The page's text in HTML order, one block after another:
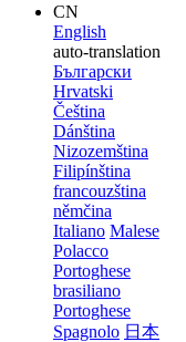
CN
English
auto-translation
Български
Hrvatski
Čeština
Dánština
Nizozemština
Filipínština
francouzština
němčina
Italiano Malese
Polacco
Portoghese
brasiliano
Portoghese
Spagnolo 日本